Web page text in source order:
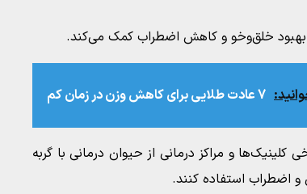
بهبود خلق‌وخو و کاهش اضطراب کمک می‌کند.
7 عادت طلایی برای کاهش وزن در زمان کم
و مراکز درمانی از حیوان درمانی با گربه
و اضطراب استفاده کنند.